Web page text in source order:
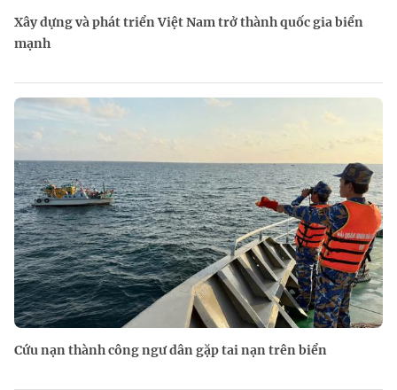
Xây dựng và phát triển Việt Nam trở thành quốc gia biển
mạnh
Cứu nạn thành công ngư dân gặp tai nạn trên biển